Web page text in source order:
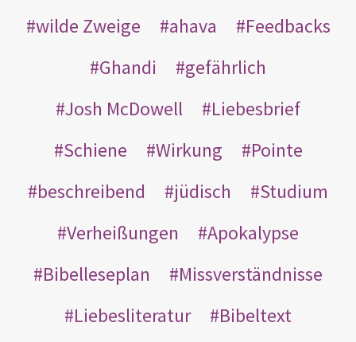
wilde Zweige ahava
Feedbacks
Ghandi
gefährlich
Josh McDowell
Liebesbrief
Schiene
Wirkung
Pointe
beschreibend
jüdisch
Studium
Verheißungen
Apokalypse
Bibelleseplan
Missverständnisse
Liebesliteratur
Bibeltext